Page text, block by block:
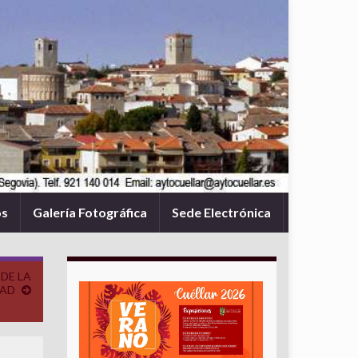
Galería Fotográfica Sede Electrónica
LA